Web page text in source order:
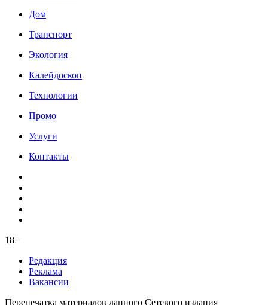
Дом
Транспорт
Экология
Калейдоскоп
Технологии
Промо
Услуги
Контакты
18+
Редакция
Реклама
Вакансии
Перепечатка материалов данного Сетевого издания